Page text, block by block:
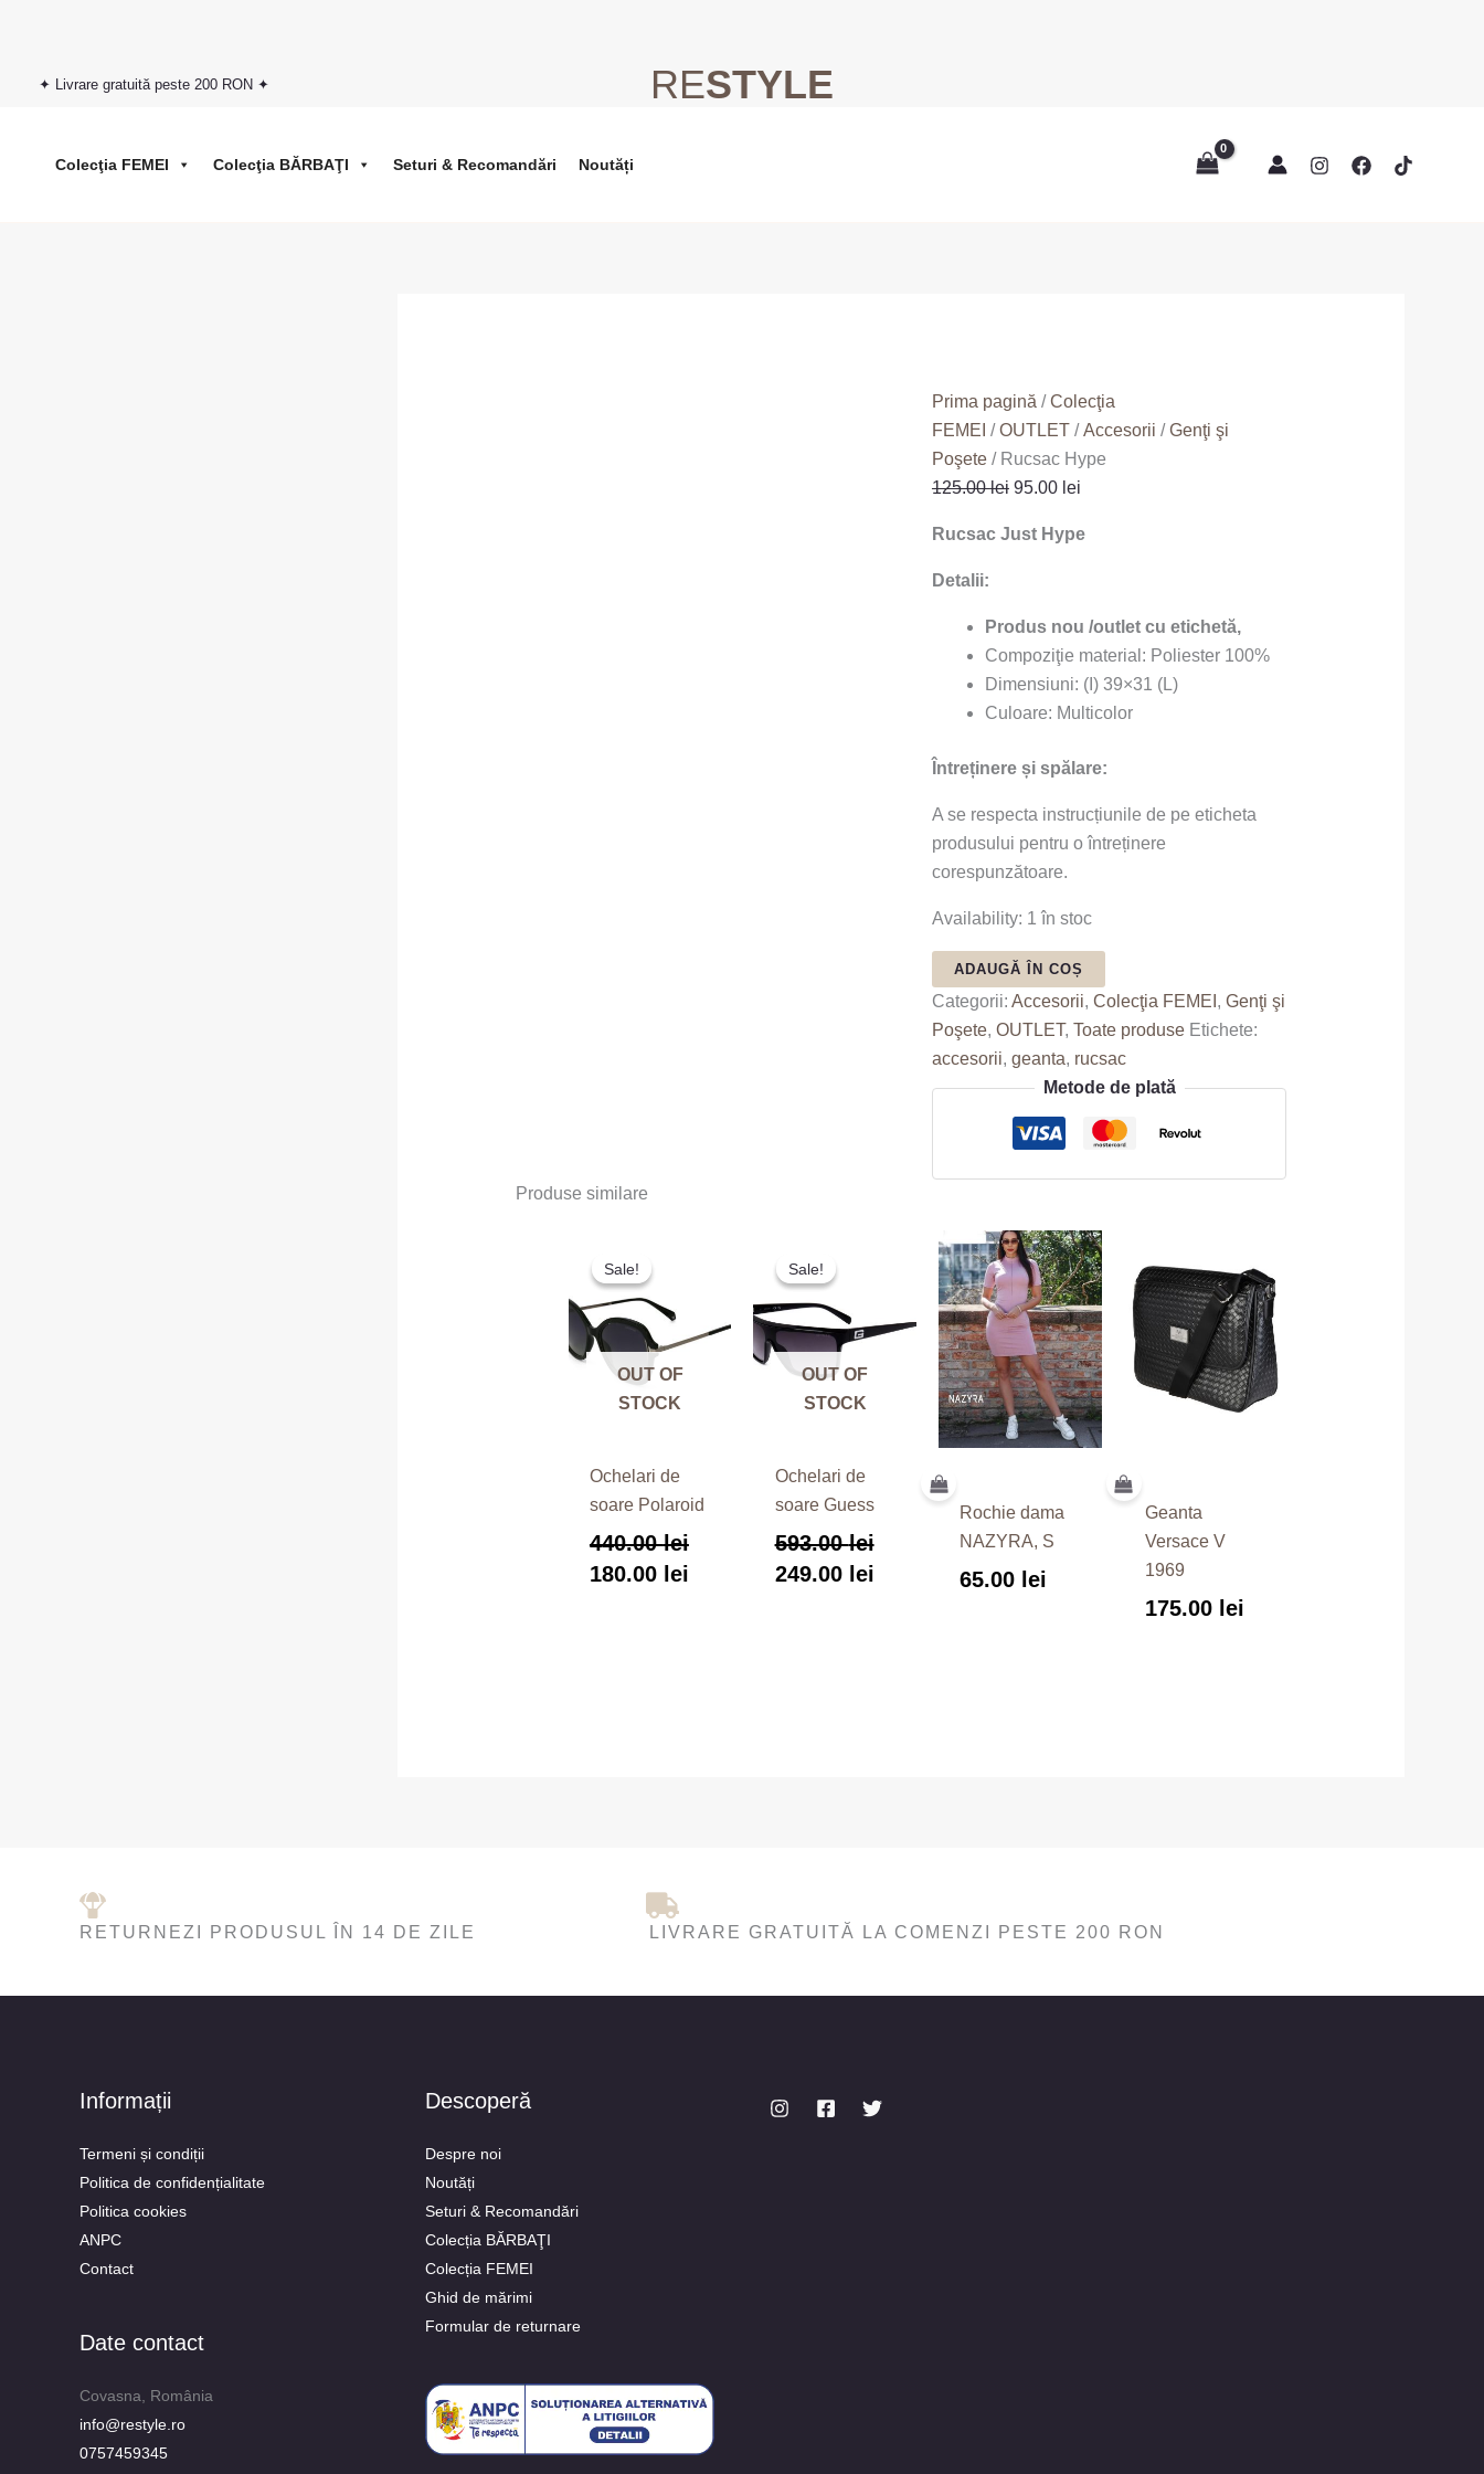
✦ Livrare gratuită peste 200 RON ✦ RESTYLE
Colecţia FEMEI Colecţia BĂRBAŢI Seturi & Recomandări Noutăți
Prima pagină/Colecţia
FEMEI /OUTLET/Accesorii /Genţi şi
Poşete/ Rucsac Hype
125.00lei 95.00 lei
Rucsac Just Hype
Detalii:
Produs nou /outlet cu etichetă,
Compoziţie material: Poliester 100%
Dimensiuni: (I) 39×31 (L)
Culoare: Multicolor
Întreținere și spălare:
A se respecta instrucțiunile de pe eticheta
produsului pentru o întreținere
corespunzătoare.
Availability: 1 în stoc
ADAUGĂ ÎN COȘ
Categorii: Accesorii, Colecţia FEMEI , Genţi şi
Poşete, OUTLET, Toate produse Etichete:
accesorii, geanta, rucsac
Metode de plată
Produse similare
Sale!
OUT OF
STOCK
Sale!
Ochelari de
soare Polaroid
440.00lei
inițial
a
fost:
440.00 lei.
180.00 lei
180.00 lei.
Sale!
OUT OF
STOCK
Sale!
Ochelari de
soare Guess
593.00lei
inițial
a
fost:
593.00 lei.
249.00 lei
curent
249.00 lei.
Rochie dama
NAZYRA, S
65.00 lei
Geanta
Versace V
1969
175.00 lei
RETURNEZI PRODUSUL ÎN 14 DE ZILE LIVRARE GRATUITĂ LA COMENZI PESTE 200 RON
Informații
Termeni și condiții
Politica de confidențialitate
Politica cookies
ANPC
Contact
Date contact
Covasna, România
info@restyle.ro
0757459345
Descoperă
Despre noi
Noutăți
Seturi & Recomandări
Colecția BĂRBAŢI
Colecția FEMEI
Ghid de mărimi
Formular de returnare